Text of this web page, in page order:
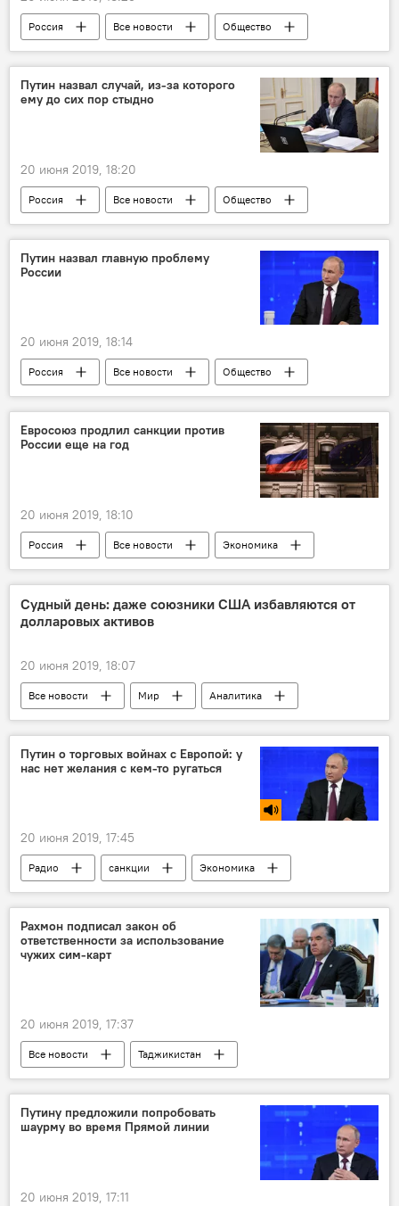
Россия Все новости
Общество
Владимир Путин
Путин назвал случай, из-за которого
ему до сих пор стыдно
20 июня 2019, 18:20
Россия Все новости
Общество
Владимир Путин
Путин назвал главную проблему
России
20 июня 2019, 18:14
Россия Все новости
Общество
Владимир Путин
проблема
Евросоюз продлил санкции против
России еще на год
20 июня 2019, 18:10
Россия Все новости
Экономика
санкции
Мир
Судный день: даже союзники США избавляются от
долларовых активов
20 июня 2019, 18:07
Все новости Мир
Аналитика
Экономика
доллар США
Путин о торговых войнах с Европой: у
нас нет желания с кем-то ругаться
20 июня 2019, 17:45
Радио санкции
Экономика
Владимир Путин
Рахмон подписал закон об
ответственности за использование
чужих сим-карт
20 июня 2019, 17:37
Все новости
Таджикистан
Общество
закон Эмомали Рахмон
Путину предложили попробовать
шаурму во время Прямой линии
20 июня 2019, 17:11